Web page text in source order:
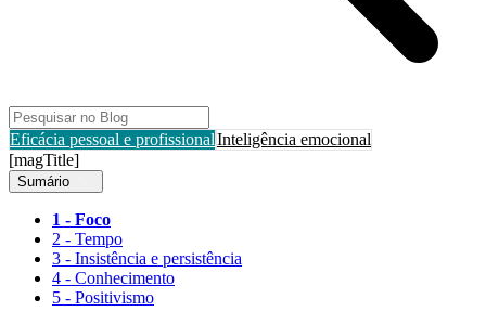
Eficácia pessoal e profissionalInteligência emocional
[magTitle]
Sumário
1 - Foco
2 - Tempo
3 - Insistência e persistência
4 - Conhecimento
5 - Positivismo